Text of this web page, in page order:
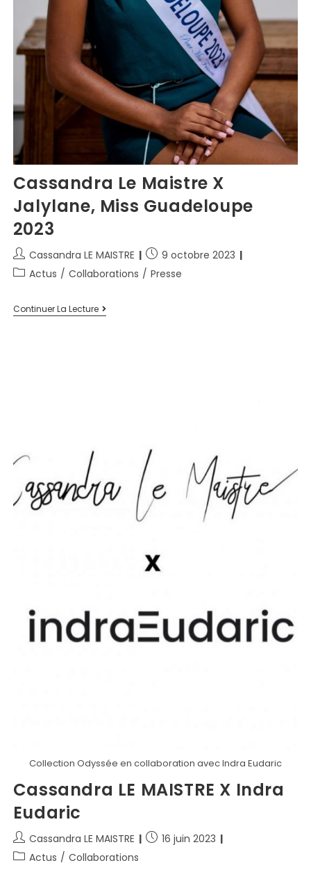
Cassandra Le Maistre X
Jalylane, Miss Guadeloupe
2023
Cassandra LE MAISTRE
9 octobre 2023
Actus / Collaborations / Presse
Continuer La Lecture
Collection Odyssée en collaboration avec Indra Eudaric
Cassandra LE MAISTRE X Indra
Eudaric
Cassandra LE MAISTRE
16 juin 2023
Actus / Collaborations